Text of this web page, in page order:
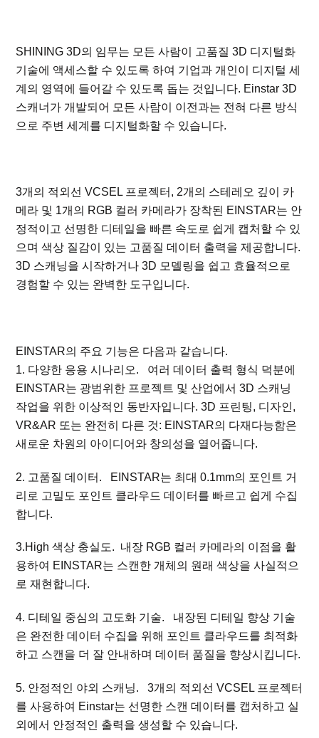
SHINING 3D의 임무는 모든 사람이 고품질 3D 디지털화
기술에 액세스할 수 있도록 하여 기업과 개인이 디지털 세
계의 영역에 들어갈 수 있도록 돕는 것입니다. Einstar 3D
스캐너가 개발되어 모든 사람이 이전과는 전혀 다른 방식
으로 주변 세계를 디지털화할 수 있습니다.
3개의 적외선 VCSEL 프로젝터, 2개의 스테레오 깊이 카
메라 및 1개의 RGB 컬러 카메라가 장착된 EINSTAR는 안
정적이고 선명한 디테일을 빠른 속도로 쉽게 캡처할 수 있
으며 색상 질감이 있는 고품질 데이터 출력을 제공합니다.
3D 스캐닝을 시작하거나 3D 모델링을 쉽고 효율적으로
경험할 수 있는 완벽한 도구입니다.
EINSTAR의 주요 기능은 다음과 같습니다.
1. 다양한 응용 시나리오. 여러 데이터 출력 형식 덕분에
EINSTAR는 광범위한 프로젝트 및 산업에서 3D 스캐닝
작업을 위한 이상적인 동반자입니다. 3D 프린팅, 디자인,
VR&AR 또는 완전히 다른 것: EINSTAR의 다재다능함은
새로운 차원의 아이디어와 창의성을 열어줍니다.
2. 고품질 데이터. EINSTAR는 최대 0.1mm의 포인트 거
리로 고밀도 포인트 클라우드 데이터를 빠르고 쉽게 수집
합니다.
3.High 색상 충실도. 내장 RGB 컬러 카메라의 이점을 활
용하여 EINSTAR는 스캔한 개체의 원래 색상을 사실적으
로 재현합니다.
4. 디테일 중심의 고도화 기술. 내장된 디테일 향상 기술
은 완전한 데이터 수집을 위해 포인트 클라우드를 최적화
하고 스캔을 더 잘 안내하며 데이터 품질을 향상시킵니다.
5. 안정적인 야외 스캐닝. 3개의 적외선 VCSEL 프로젝터
를 사용하여 Einstar는 선명한 스캔 데이터를 캡처하고 실
외에서 안정적인 출력을 생성할 수 있습니다.